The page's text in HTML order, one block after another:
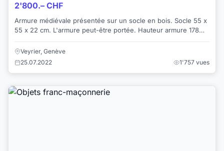
2'800.– CHF
Armure médiévale présentée sur un socle en bois. Socle 55 x
55 x 22 cm. L'armure peut-être portée. Hauteur armure 178
Veyrier, Genève
25.07.2022
1'757 vues